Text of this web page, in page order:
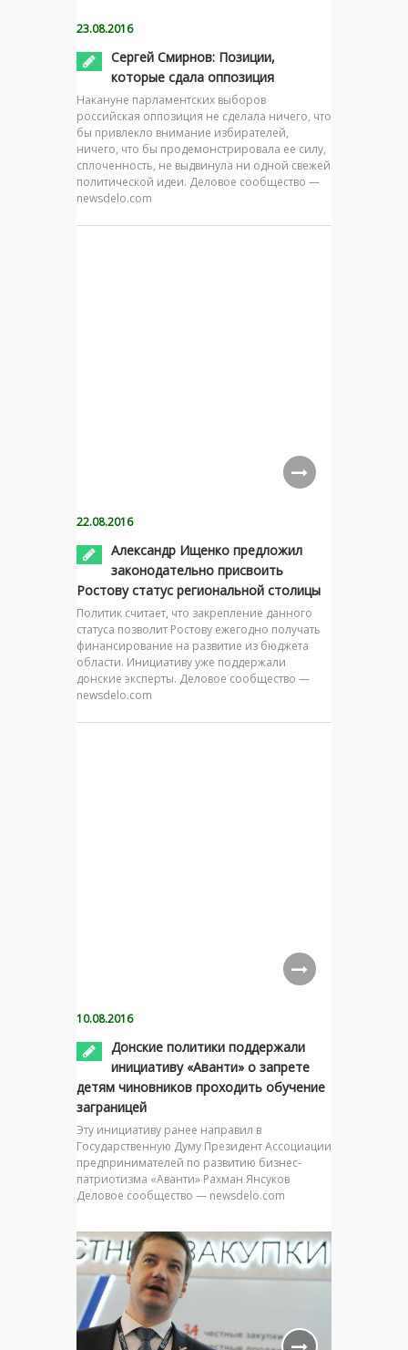
23.08.2016
Сергей Смирнов: Позиции,
которые сдала оппозиция
Накануне парламентских выборов
российская оппозиция не сделала ничего, что
бы привлекло внимание избирателей,
ничего, что бы продемонстрировала ее силу,
сплоченность, не выдвинула ни одной свежей
политической идеи. Деловое сообщество —
newsdelo.com
22.08.2016
Александр Ищенко предложил
законодательно присвоить
Ростову статус региональной столицы
Политик считает, что закрепление данного
статуса позволит Ростову ежегодно получать
финансирование на развитие из бюджета
области. Инициативу уже поддержали
донские эксперты. Деловое сообщество —
newsdelo.com
10.08.2016
Донские политики поддержали
инициативу «Аванти» о запрете
детям чиновников проходить обучение
заграницей
Эту инициативу ранее направил в
Государственную Думу Президент Ассоциации
предпринимателей по развитию бизнес-
патриотизма «Аванти» Рахман Янсуков
Деловое сообщество — newsdelo.com